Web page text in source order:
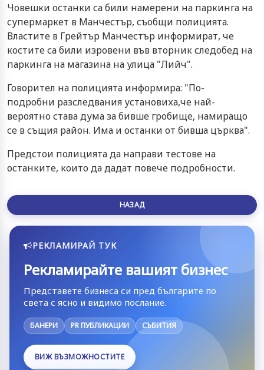
Човешки останки са били намерени на паркинга на
супермаркет в Манчестър, съобщи полицията.
Властите в Грейтър Манчестър информират, че
костите са били изровени във вторник следобед на
паркинга на магазина на улица "Лийч".
Говорител на полицията информира: "По-
подробни разследвания установиха,че най-
вероятно става дума за бивше гробище, намиращо
се в същия район. Има и останки от бивша църква".
Предстои полицията да направи тестове на
останките, които да дадат повече подробности.
НАЗАД
РЕКЛАМИРАЙ ТУК
Рекламирайте вашият бизнес
Представете бизнеса си пред българите по
света с ясно и видимо послание.
БАНЕРИ PR ПУБЛИКАЦИИ СЪБИТИЯ
ВИЖ ВЪЗМОЖНОСТИТЕ